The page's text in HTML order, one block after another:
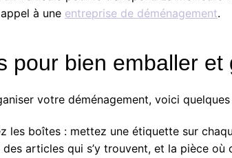
à une entreprise de déménagement.
pour bien emballer et
votre déménagement, voici
les boîtes : mettez une étiquette sur
des articles qui s’y trouvent, et la pièce où